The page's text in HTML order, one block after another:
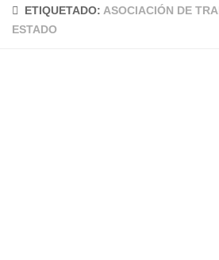
ETIQUETADO: ASOCIACIÓN DE
ESTADO